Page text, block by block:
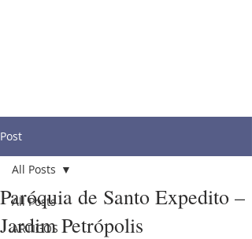
Post
All Posts
ARTIGOS
All Posts
Paróquia de Santo Expedito –
Jardim Petrópolis